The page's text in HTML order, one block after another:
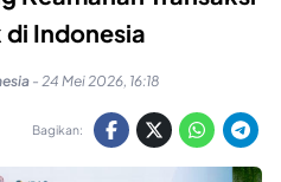
Indonesia
- 24 Mei 2026, 16:18
Bagikan: